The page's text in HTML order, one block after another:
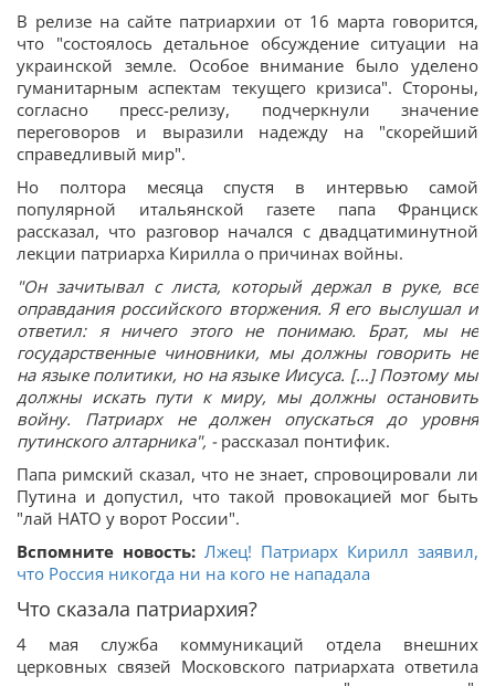
В релизе на сайте патриархии от 16 марта говорится,
что "состоялось детальное обсуждение ситуации на
украинской земле. Особое внимание было уделено
гуманитарным аспектам текущего кризиса". Стороны,
согласно пресс-релизу, подчеркнули значение
переговоров и выразили надежду на "скорейший
справедливый мир".
Но полтора месяца спустя в интервью самой
популярной итальянской газете папа Франциск
рассказал, что разговор начался с двадцатиминутной
лекции патриарха Кирилла о причинах войны.
"Он зачитывал с листа, который держал в руке, все
оправдания российского вторжения. Я его выслушал и
ответил: я ничего этого не понимаю. Брат, мы не
государственные чиновники, мы должны говорить не
на языке политики, но на языке Иисуса. […] Поэтому мы
должны искать пути к миру, мы должны остановить
войну. Патриарх не должен опускаться до уровня
путинского алтарника", - рассказал понтифик.
Папа римский сказал, что не знает, спровоцировали ли
Путина и допустил, что такой провокацией мог быть
"лай НАТО у ворот России".
Вспомните новость: Лжец! Патриарх Кирилл заявил,
что Россия никогда ни на кого не нападала
Что сказала патриархия?
4 мая служба коммуникаций отдела внешних
церковных связей Московского патриархата ответила